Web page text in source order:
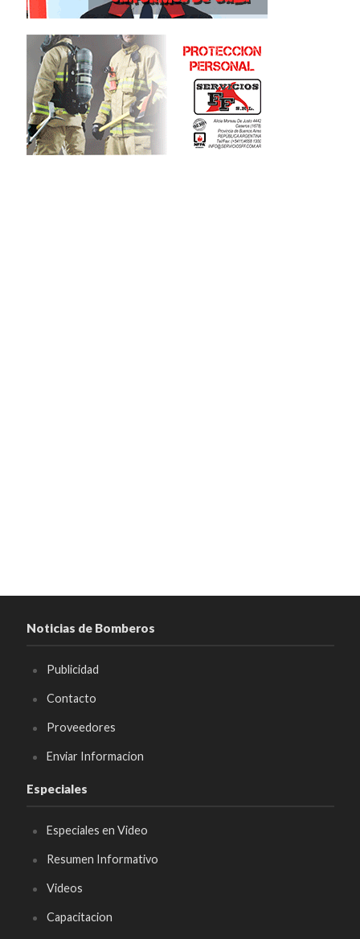
Noticias de Bomberos
Publicidad
Contacto
Proveedores
Enviar Informacion
Especiales
Especiales en Video
Resumen Informativo
Videos
Capacitacion